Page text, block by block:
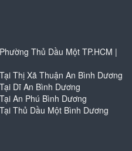
Thủ Dầu Một TP.HCM |
Thị Xã Thuận An Bình Dương
Dĩ An Bình Dương
An Phú Bình Dương
Thủ Dầu Một Bình Dương